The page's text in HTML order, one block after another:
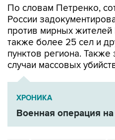
По словам Петренко,
России
против мирных жителей
также более 25 сел и
пунктов региона.
случаи массовых
ХРОНИКА
Военная операция